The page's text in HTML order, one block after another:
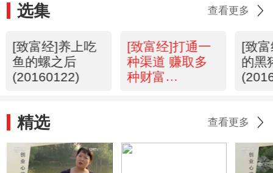
选集 查看更多
[致富经]养上吃
鱼的螺之后
(20160122)
[致富经]打通一
种渠道 赚取多
种财富
[致
的黑
精选 查看更多